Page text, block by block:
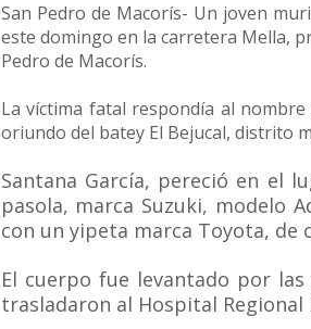
San Pedro de Macorís- Un joven
este domingo en la carretera Mella,
Pedro de Macorís.
La víctima fatal respondía al nombre
oriundo del batey El Bejucal, distrito
Santana García, pereció en el
pasola, marca Suzuki, modelo
con un yipeta marca Toyota, de
El cuerpo fue levantado por
trasladaron al Hospital Regional